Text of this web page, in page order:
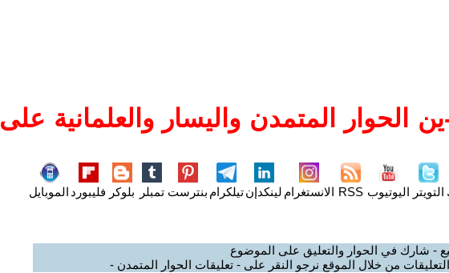
الحوار المتمدن واليسار والعلمانية على
التويتر اليوتيوب RSS الانستغرام لينكدإنتيلكرام بنترست تمبلر بلوكر فليبورد الموبايل
- شارك في الحوار والتعليق على الموضوع
من خلال الموقع نرجو النقر على - تعليقات الحوار المتمدن -